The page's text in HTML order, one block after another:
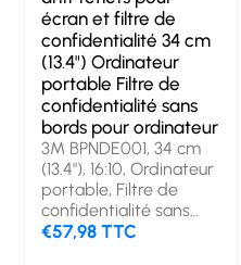
écran et filtre de
confidentialité 34 cm
(13.4") Ordinateur
portable Filtre de
confidentialité sans
bords pour ordinateur
3M BPNDE001, 34 cm
(13.4"), 16:10, Ordinateur
portable, Filtre de
confidentialité sans
bords pour ordinateur,
€57,98 TTC